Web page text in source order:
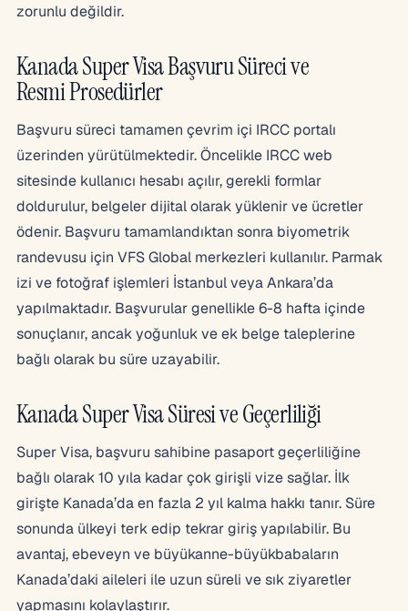
zorunlu değildir.
Kanada Super Visa Başvuru Süreci ve
Resmi Prosedürler
Başvuru süreci tamamen çevrim içi IRCC portalı
üzerinden yürütülmektedir. Öncelikle IRCC web
sitesinde kullanıcı hesabı açılır, gerekli formlar
doldurulur, belgeler dijital olarak yüklenir ve ücretler
ödenir. Başvuru tamamlandıktan sonra biyometrik
randevusu için VFS Global merkezleri kullanılır. Parmak
izi ve fotoğraf işlemleri İstanbul veya Ankara’da
yapılmaktadır. Başvurular genellikle 6-8 hafta içinde
sonuçlanır, ancak yoğunluk ve ek belge taleplerine
bağlı olarak bu süre uzayabilir.
Kanada Super Visa Süresi ve Geçerliliği
Super Visa, başvuru sahibine pasaport geçerliliğine
bağlı olarak 10 yıla kadar çok girişli vize sağlar. İlk
girişte Kanada’da en fazla 2 yıl kalma hakkı tanır. Süre
sonunda ülkeyi terk edip tekrar giriş yapılabilir. Bu
avantaj, ebeveyn ve büyükanne-büyükbabaların
Kanada’daki aileleri ile uzun süreli ve sık ziyaretler
yapmasını kolaylaştırır.